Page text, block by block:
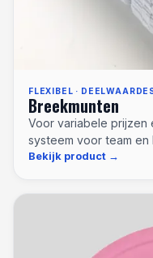
FLEXIBEL ·
Breekmunten
Voor variabele
systeem voor team en
Bekijk product